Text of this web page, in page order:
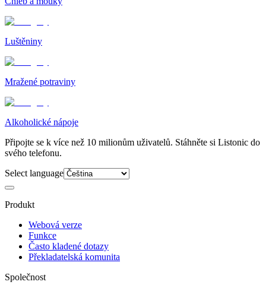
Luštěniny
Mražené potraviny
Alkoholické nápoje
Připojte se k více než 10 milionům uživatelů. Stáhněte si Listonic do
svého telefonu.
Select language
Produkt
Webová verze
Funkce
Často kladené dotazy
Překladatelská komunita
Společnost